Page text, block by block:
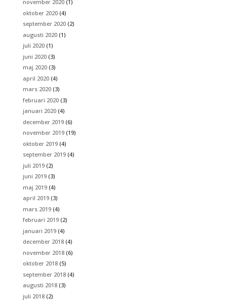
november 2020(1)
oktober 2020(4)
september 2020(2)
augusti 2020(1)
juli 2020(1)
juni 2020(3)
maj 2020(3)
april 2020(4)
mars 2020(3)
februari 2020(3)
januari 2020(4)
december 2019(6)
november 2019(19)
oktober 2019(4)
september 2019(4)
juli 2019(2)
juni 2019(3)
maj 2019(4)
april 2019(3)
mars 2019(4)
februari 2019(2)
januari 2019(4)
december 2018(4)
november 2018(6)
oktober 2018(5)
september 2018(4)
augusti 2018(3)
juli 2018(2)